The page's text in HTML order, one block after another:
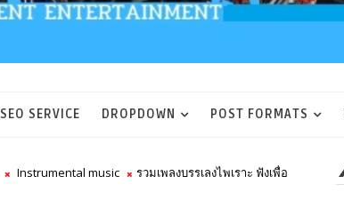
SEO SERVICE DROPDOWN POST FORMATS
Instrumental music
รวมเพลงบรรเลงไพเราะ ฟังเพื่อ